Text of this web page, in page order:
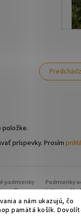
a nám ukazujú, čo
pamätá košík.
príspevky. Prosím
podmienky Podmienky
Doprava a platba